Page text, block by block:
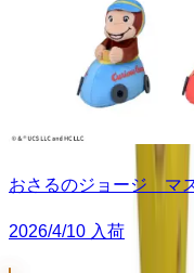
おさるのジョージ マ
2026/4/10 入荷